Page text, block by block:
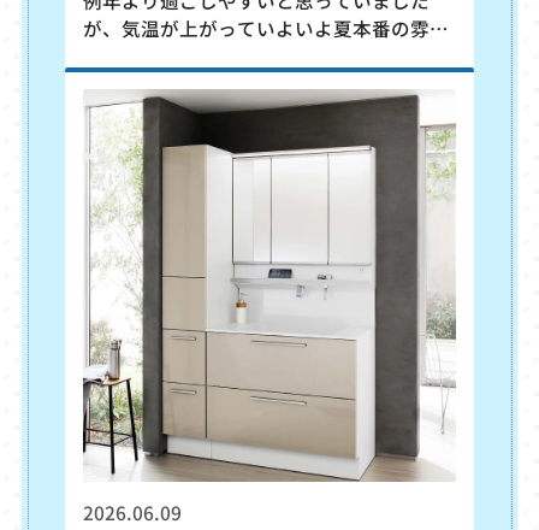
が、気温が上がっていよいよ夏本番の雰囲
モデルチェンジする、デザインに優れた
TOTOの組み合わせ便器「ピュアレスト
EX」の魅力をご紹介します。 〇丸みを帯
びた美しいデザイン ピュアレストEXをお客
様が気に入られる大きな理由として、「丸
っこくて、とにかく可愛い！」というデザ
インにあります。タンクに丸みを持たせた
優しさすら感じる形状は、トイレ空間に圧
迫感を与えず、洗練された
2026.06.09